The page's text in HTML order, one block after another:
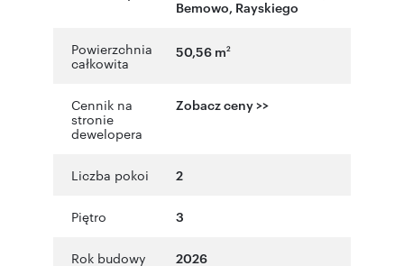
Bemowo, Rayskiego
Powierzchnia
całkowita
50,56 m2
Cennik na
stronie
dewelopera
Zobacz ceny >>
Liczba pokoi 2
Piętro 3
Rok budowy 2026